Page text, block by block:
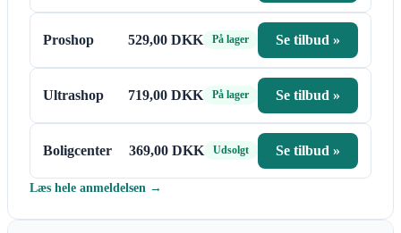
Proshop 529,00 DKK På lager Se tilbud »
Ultrashop 719,00 DKK På lager Se tilbud »
Boligcenter 369,00 DKK Udsolgt Se tilbud »
Læs hele anmeldelsen →